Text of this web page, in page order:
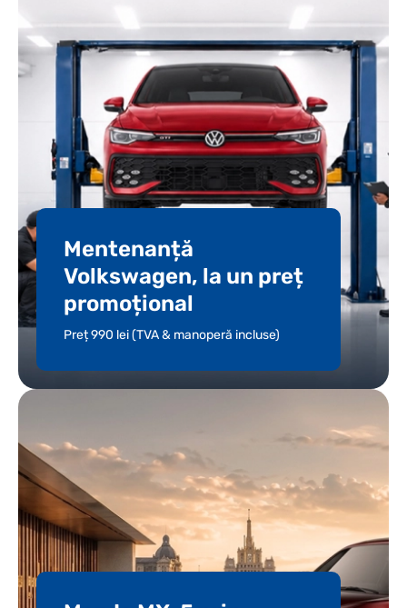
Mentenanță
Volkswagen, la un preț
promoțional
Preț 990 lei (TVA & manoperă incluse)